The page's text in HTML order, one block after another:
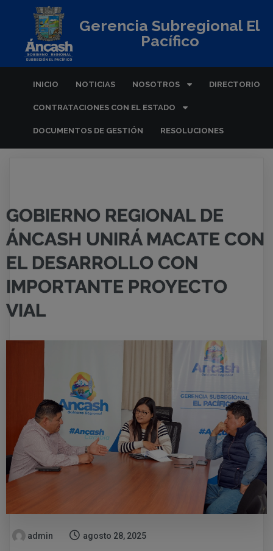
Gerencia Subregional El
Pacífico
INICIO NOTICIAS NOSOTROS DIRECTORIO
CONTRATACIONES CON EL ESTADO
DOCUMENTOS DE GESTIÓN RESOLUCIONES
GOBIERNO REGIONAL DE
ÁNCASH UNIRÁ MACATE CON
EL DESARROLLO CON
IMPORTANTE PROYECTO
VIAL
admin agosto 28, 2025